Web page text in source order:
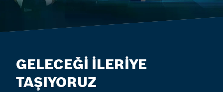
GELECEĞİ İLERİYE
TAŞIYORUZ